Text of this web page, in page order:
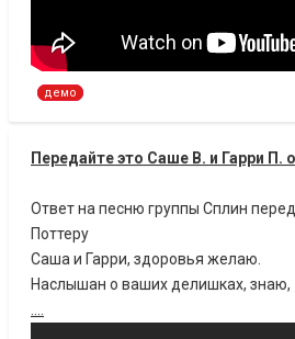
демо
Передайте это Саше В. и Гарри П.
Ответ на песню группы Сплин
Поттеру
Саша и Гарри, здоровья желаю.
Наслышан о ваших делишках, знаю,